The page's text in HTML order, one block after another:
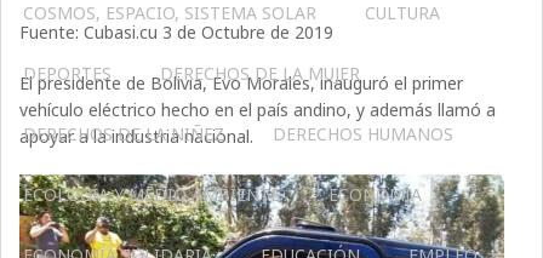
COSMOS, ESPACIO, SISTEMA SOLAR CULTURA
DEPORTES DERECHOS DE LA MUJER
DERECHOS DE LA NIÑEZ DERECHOS HUMANOS
ECOLOGÍA Y MEDIO AMBIENTE ECONOMÍA
Fuente: Cubasi.cu 3 de Octubre de 2019
El presidente de Bolivia, Evo Morales, inauguró el primer
vehículo eléctrico hecho en el país andino, y además llamó a
apoyar a la industria nacional.